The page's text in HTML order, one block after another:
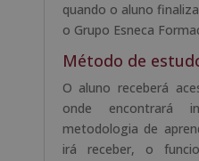
quando o aluno
o Grupo Esneca
Método de
O aluno receberá
onde encontrará
metodologia de
irá receber, o